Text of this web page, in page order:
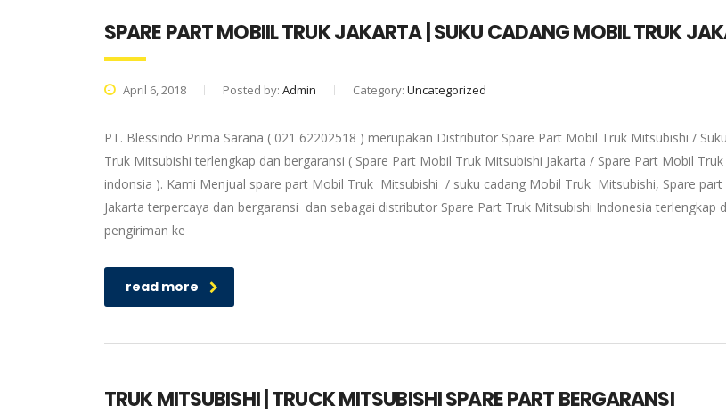
SPARE PART MOBIIL TRUK JAKARTA | SUKU CADANG MOBIL TRUK
April 6, 2018 Posted by: Admin Category: Uncategorized
PT. Blessindo Prima Sarana ( 021 62202518 ) merupakan Distributor Spare Part Mobil Truk Mitsubishi /
Truk Mitsubishi terlengkap dan bergaransi ( Spare Part Mobil Truk Mitsubishi Jakarta / Spare Part Mobil
indonsia ). Kami Menjual spare part Mobil Truk Mitsubishi / suku cadang Mobil Truk Mitsubishi, Spare part
Jakarta terpercaya dan bergaransi dan sebagai distributor Spare Part Truk Mitsubishi Indonesia terlengkap
pengiriman ke
read more
TRUK MITSUBISHI | TRUCK MITSUBISHI SPARE PART BERGARANSI